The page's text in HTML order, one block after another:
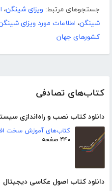
کتاب‌های تصادفی
دانلود کتاب نصب و راه‌اندازی
کتاب‌های آموزش سخت
۲۴۰ صفحه
دانلود کتاب اصول عکاسی دیجیتال
جستجوهای مرتبط: ویزای شینگن،
شینگن، اطلاعات مورد ویزای
کشورهای جهان